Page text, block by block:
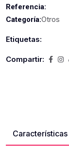
Referencia:
Categoría:Otros
Etiquetas:
Compartir:
Características